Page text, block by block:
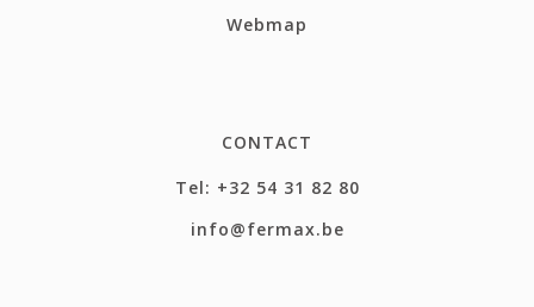
Webmap
CONTACT
Tel: +32 54 31 82 80
info@fermax.be